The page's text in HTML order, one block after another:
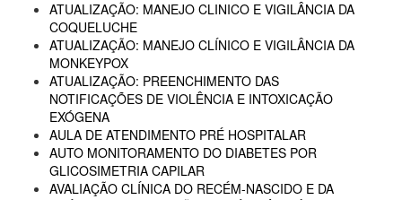
ATUALIZAÇÃO: MANEJO CLINICO E VIGILÂNCIA DA
COQUELUCHE
ATUALIZAÇÃO: MANEJO CLÍNICO E VIGILÂNCIA DA
MONKEYPOX
ATUALIZAÇÃO: PREENCHIMENTO DAS
NOTIFICAÇÕES DE VIOLÊNCIA E INTOXICAÇÃO
EXÓGENA
AULA DE ATENDIMENTO PRÉ HOSPITALAR
AUTO MONITORAMENTO DO DIABETES POR
GLICOSIMETRIA CAPILAR
AVALIAÇÃO CLÍNICA DO RECÉM-NASCIDO E DA